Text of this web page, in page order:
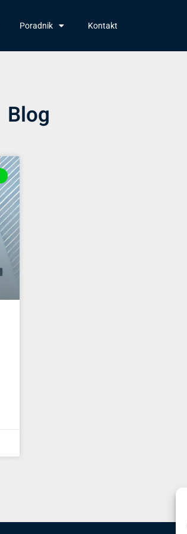
Poradnik Kontakt
Blog